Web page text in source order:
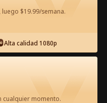
$19.99/semana.
Alta calidad 1080p
cualquier momento.